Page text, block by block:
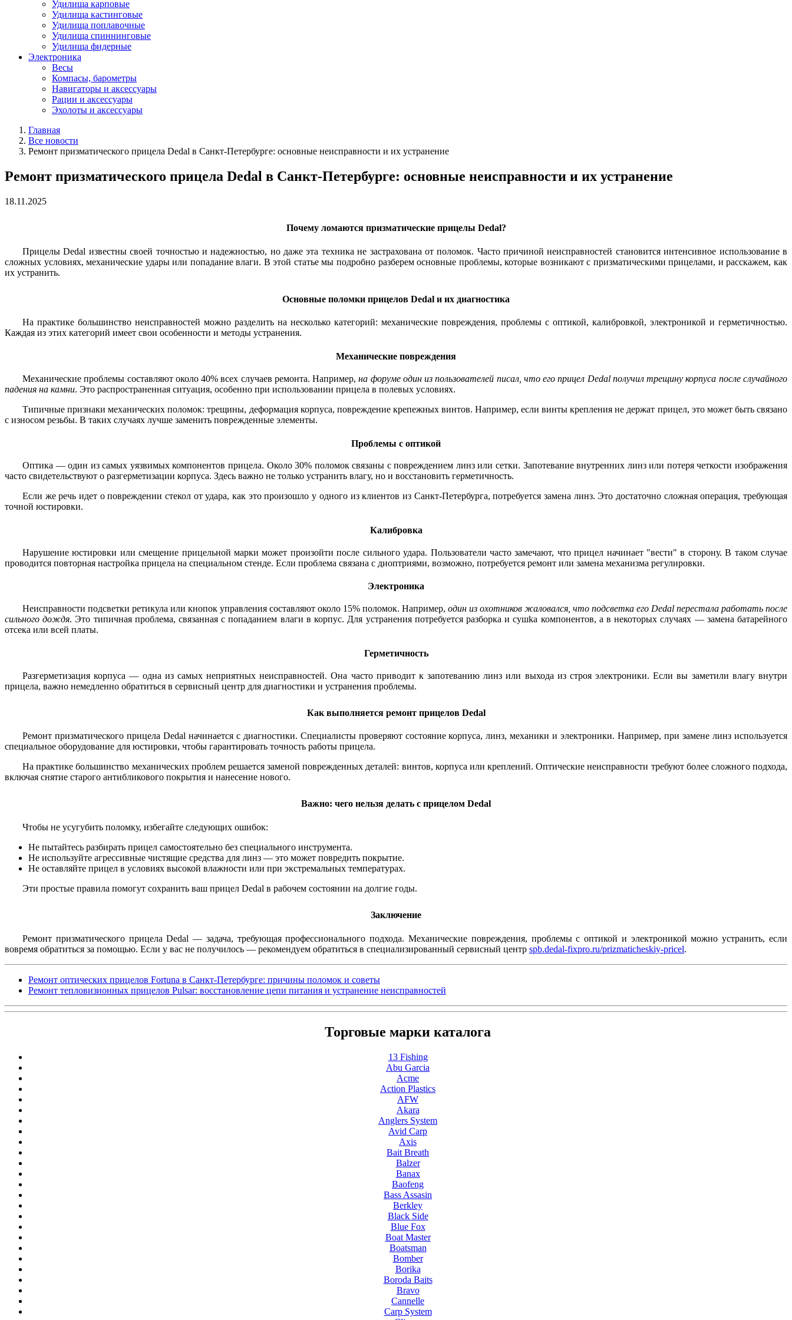
Удилища карповые
Удилища кастинговые
Удилища поплавочные
Удилища спиннинговые
Удилища фидерные
Электроника
Весы
Компасы, барометры
Навигаторы и аксессуары
Рации и аксессуары
Эхолоты и аксессуары
Главная
Все новости
Ремонт призматического прицела Dedal в Санкт-Петербурге: основные неисправности и их устранение
Ремонт призматического прицела Dedal в Санкт-Петербурге: основные неисправности и их устранение
18.11.2025
Почему ломаются призматические прицелы Dedal?
Прицелы Dedal известны своей точностью и надежностью, но даже эта техника не застрахована от поломок. Часто причиной неисправностей становится интенсивное использование в
сложных условиях, механические удары или попадание влаги. В этой статье мы подробно разберем основные проблемы, которые возникают с призматическими прицелами, и расскажем, как
их устранить.
Основные поломки прицелов Dedal и их диагностика
На практике большинство неисправностей можно разделить на несколько категорий: механические повреждения, проблемы с оптикой, калибровкой, электроникой и герметичностью.
Каждая из этих категорий имеет свои особенности и методы устранения.
Механические повреждения
Механические проблемы составляют около 40% всех случаев ремонта. Например,на форуме один из пользователей писал, что его прицел Dedal получил трещину корпуса после случайного
падения на камни. Это распространенная ситуация, особенно при использовании прицела в полевых условиях.
Типичные признаки механических поломок: трещины, деформация корпуса, повреждение крепежных винтов. Например, если винты крепления не держат прицел, это может быть связано
с износом резьбы. В таких случаях лучше заменить поврежденные элементы.
Проблемы с оптикой
Оптика — один из самых уязвимых компонентов прицела. Около 30% поломок связаны с повреждением линз или сетки. Запотевание внутренних линз или потеря четкости изображения
часто свидетельствуют о разгерметизации корпуса. Здесь важно не только устранить влагу, но и восстановить герметичность.
Если же речь идет о повреждении стекол от удара, как это произошло у одного из клиентов из Санкт-Петербурга, потребуется замена линз. Это достаточно сложная операция, требующая
точной юстировки.
Калибровка
Нарушение юстировки или смещение прицельной марки может произойти после сильного удара. Пользователи часто замечают, что прицел начинает "вести" в сторону. В таком случае
проводится повторная настройка прицела на специальном стенде. Если проблема связана с диоптриями, возможно, потребуется ремонт или замена механизма регулировки.
Электроника
Неисправности подсветки ретикула или кнопок управления составляют около 15% поломок. Например, один из охотников жаловался, что подсветка его Dedal перестала работать после
сильного дождя. Это типичная проблема, связанная с попаданием влаги в корпус. Для устранения потребуется разборка и сушka компонентов, а в некоторых случаях — замена батарейного
отсека или всей платы.
Герметичность
Разгерметизация корпуса — одна из самых неприятных неисправностей. Она часто приводит к запотеванию линз или выхода из строя электроники. Если вы заметили влагу внутри
прицела, важно немедленно обратиться в сервисный центр для диагностики и устранения проблемы.
Как выполняется ремонт прицелов Dedal
Ремонт призматического прицела Dedal начинается с диагностики. Специалисты проверяют состояние корпуса, линз, механики и электроники. Например, при замене линз используется
специальное оборудование для юстировки, чтобы гарантировать точность работы прицела.
На практике большинство механических проблем решается заменой поврежденных деталей: винтов, корпуса или креплений. Оптические неисправности требуют более сложного подхода,
включая снятие старого антибликового покрытия и нанесение нового.
Важно: чего нельзя делать с прицелом Dedal
Чтобы не усугубить поломку, избегайте следующих ошибок:
Не пытайтесь разбирать прицел самостоятельно без специального инструмента.
Не используйте агрессивные чистящие средства для линз — это может повредить покрытие.
Не оставляйте прицел в условиях высокой влажности или при экстремальных температурах.
Эти простые правила помогут сохранить ваш прицел Dedal в рабочем состоянии на долгие годы.
Заключение
Ремонт призматического прицела Dedal — задача, требующая профессионального подхода. Механические повреждения, проблемы с оптикой и электроникой можно устранить, если
вовремя обратиться за помощью. Если у вас не получилось — рекомендуем обратиться в специализированный сервисный центр spb.dedal-fixpro.ru/prizmaticheskiy-pricel.
Ремонт оптических прицелов Fortuna в Санкт-Петербурге: причины поломок и советы
Ремонт тепловизионных прицелов Pulsar: восстановление цепи питания и устранение неисправностей
Торговые марки каталога
13 Fishing
Abu Garcia
Acme
Action Plastics
AFW
Akara
Anglers System
Avid Carp
Axis
Bait Breath
Balzer
Banax
Baofeng
Bass Assasin
Berkley
Black Side
Blue Fox
Boat Master
Boatsman
Bomber
Borika
Boroda Baits
Bravo
Cannelle
Carp System